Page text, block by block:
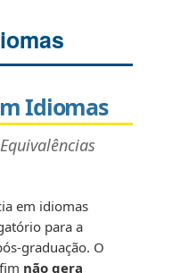
Idiomas
em idiomas
para a
graduação. O
não gera